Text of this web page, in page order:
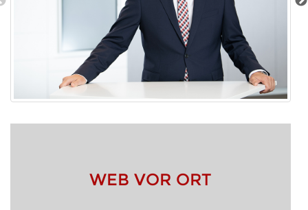
WEB VOR ORT